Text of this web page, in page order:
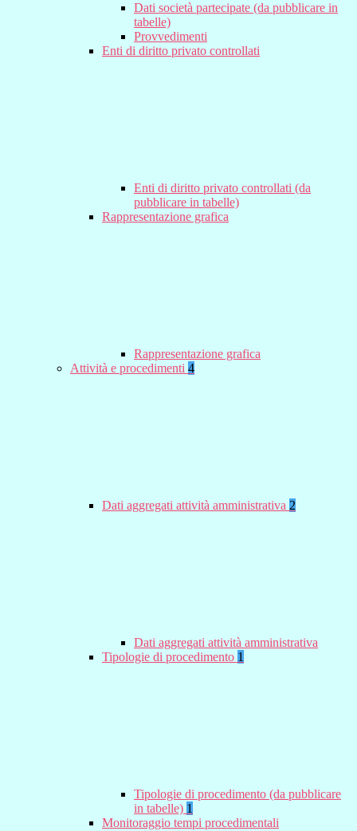
Dati società partecipate (da pubblicare in
tabelle)
Provvedimenti
Enti di diritto privato controllati
Enti di diritto privato controllati (da
pubblicare in tabelle)
Rappresentazione grafica
Rappresentazione grafica
Attività e procedimenti 4
Dati aggregati attività amministrativa 2
Dati aggregati attività amministrativa
Tipologie di procedimento 1
Tipologie di procedimento (da pubblicare
in tabelle) 1
Monitoraggio tempi procedimentali